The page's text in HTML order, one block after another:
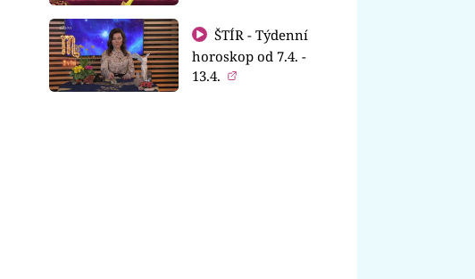
ŠTÍR - Týdenní
horoskop od 7.4. -
13.4.